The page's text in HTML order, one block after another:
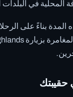
المحلية في
بناءً على
حقيبتك